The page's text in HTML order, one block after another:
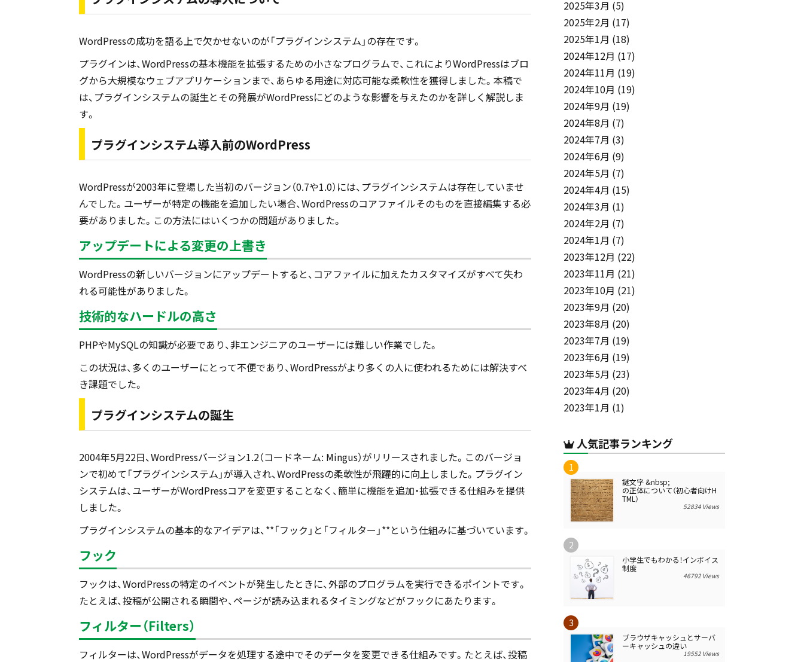
WordPressの成功を語る上で欠かせないのが「プラグインシステム」の存在です。
プラグインは、WordPressの基本機能を拡張するための小さなプログラムで、これによりWordPressはブロ
グから大規模なウェブアプリケーションまで、あらゆる用途に対応可能な柔軟性を獲得しました。本稿で
は、プラグインシステムの誕生とその発展がWordPressにどのような影響を与えたのかを詳しく解説しま
す。
プラグインシステム導入前のWordPress
WordPressが2003年に登場した当初のバージョン（0.7や1.0）には、プラグインシステムは存在していませ
んでした。ユーザーが特定の機能を追加したい場合、WordPressのコアファイルそのものを直接編集する必
要がありました。この方法にはいくつかの問題がありました。
アップデートによる変更の上書き
WordPressの新しいバージョンにアップデートすると、コアファイルに加えたカスタマイズがすべて失わ
れる可能性がありました。
技術的なハードルの高さ
PHPやMySQLの知識が必要であり、非エンジニアのユーザーには難しい作業でした。
この状況は、多くのユーザーにとって不便であり、WordPressがより多くの人に使われるためには解決すべ
き課題でした。
プラグインシステムの誕生
2004年5月22日、WordPressバージョン1.2（コードネーム: Mingus）がリリースされました。このバージョ
ンで初めて「プラグインシステム」が導入され、WordPressの柔軟性が飛躍的に向上しました。プラグイン
システムは、ユーザーがWordPressコアを変更することなく、簡単に機能を追加・拡張できる仕組みを提供
しました。
プラグインシステムの基本的なアイデアは、**「フック」と「フィルター」**という仕組みに基づいています。
フック
フックは、WordPressの特定のイベントが発生したときに、外部のプログラムを実行できるポイントです。
たとえば、投稿が公開される瞬間や、ページが読み込まれるタイミングなどがフックにあたります。
フィルター（Filters）
フィルターは、WordPressがデータを処理する途中でそのデータを変更できる仕組みです。たとえば、投稿
2025年3月 (5)
2025年2月 (17)
2025年1月 (18)
2024年12月 (17)
2024年11月 (19)
2024年10月 (19)
2024年9月 (19)
2024年8月 (7)
2024年7月 (3)
2024年6月 (9)
2024年5月 (7)
2024年4月 (15)
2024年3月 (1)
2024年2月 (7)
2024年1月 (7)
2023年12月 (22)
2023年11月 (21)
2023年10月 (21)
2023年9月 (20)
2023年8月 (20)
2023年7月 (19)
2023年6月 (19)
2023年5月 (23)
2023年4月 (20)
2023年1月 (1)
人気記事ランキング
謎文字 &nbsp;
の正体について（初心者向けH
TML）
52834 Views
小学生でもわかる！インボイス
制度
46792 Views
ブラウザキャッシュとサーバ
ーキャッシュの違い
19552 Views